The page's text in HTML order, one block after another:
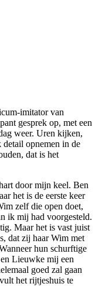
imitator van
gesprek op, met een
weer. Uren kijken,
opnemen in de
dat is het
door mijn keel. Ben
het is de eerste keer
zelf die open doet,
ik mij had voorgesteld.
Maar het is vast juist
dat zij haar Wim met
hun schurftige
Lieuwke mij een
goed zal gaan
het rijtjeshuis te